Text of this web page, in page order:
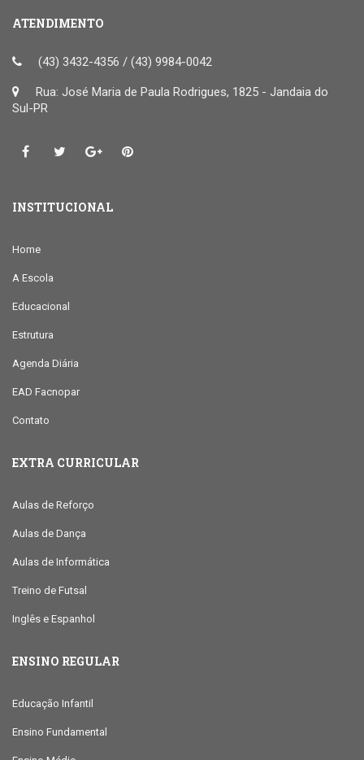
ATENDIMENTO
(43) 3432-4356 / (43) 9984-0042
Rua: José Maria de Paula Rodrigues, 1825 - Jandaia do
Sul-PR
INSTITUCIONAL
Home
A Escola
Educacional
Estrutura
Agenda Diária
EAD Facnopar
Contato
EXTRA CURRICULAR
Aulas de Reforço
Aulas de Dança
Aulas de Informática
Treino de Futsal
Inglês e Espanhol
ENSINO REGULAR
Educação Infantil
Ensino Fundamental